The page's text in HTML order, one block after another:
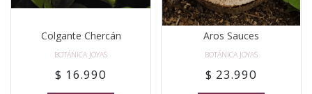
Colgante Chercán
BOTÁNICA JOYAS
$ 16.990
Aros Sauces
BOTÁNICA JOYAS
$ 23.990